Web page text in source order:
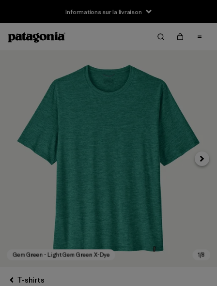
Informations sur la livraison
T-shirts